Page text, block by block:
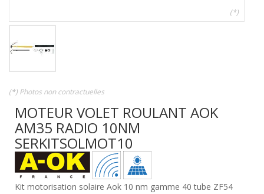
(*)
(*) Photos non contractuelles
MOTEUR VOLET ROULANT AOK
AM35 RADIO 10NM
SERKITSOLMOT10
Kit motorisation solaire Aok 10 nm gamme 40 tube ZF54